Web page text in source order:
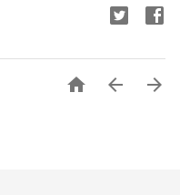
  